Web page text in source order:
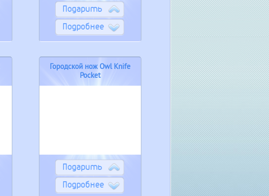
Подарить
Подробнее
Городской нож Owl Knife
Pocket
Подарить
Подробнее